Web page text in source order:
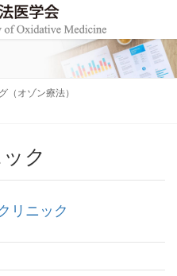
（オゾン療法）
ック
リニック